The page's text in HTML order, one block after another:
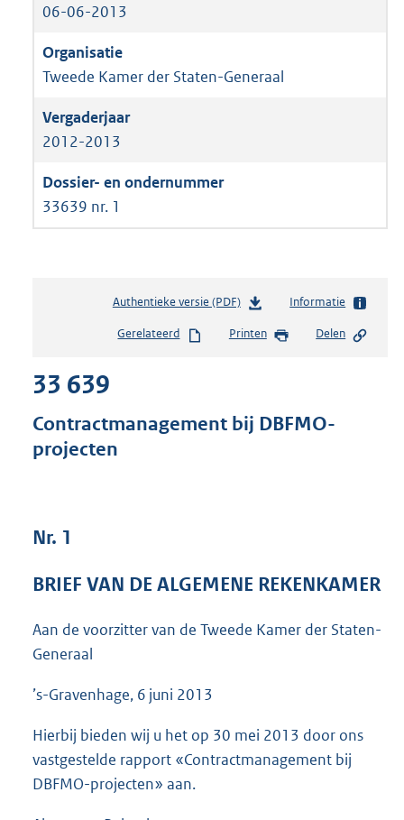
06-06-2013
Tweede Kamer der Staten-Generaal
2012-2013
33639 nr. 1
Authentieke versie (PDF)b
s
d
s
8
Informatie
Gerelateerd Printen Delen
33 639
Contractmanagement bij DBFMO-
projecten
Nr. 1
BRIEF VAN DE ALGEMENE REKENKAMER
Aan de voorzitter van de Tweede Kamer der Staten-
Generaal
’s-Gravenhage, 6 juni 2013
Hierbij bieden wij u het op 30 mei 2013 door ons
vastgestelde rapport «Contractmanagement bij
DBFMO-projecten» aan.